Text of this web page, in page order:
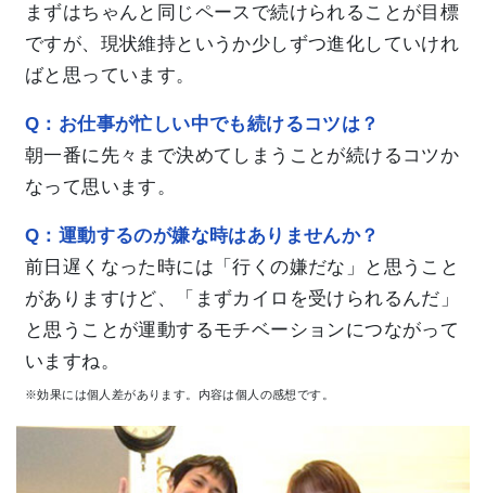
まずはちゃんと同じペースで続けられることが目標
ですが、現状維持というか少しずつ進化していけれ
ばと思っています。
Q：お仕事が忙しい中でも続けるコツは？
朝一番に先々まで決めてしまうことが続けるコツか
なって思います。
Q：運動するのが嫌な時はありませんか？
前日遅くなった時には「行くの嫌だな」と思うこと
がありますけど、「まずカイロを受けられるんだ」
と思うことが運動するモチベーションにつながって
いますね。
※効果には個人差があります。内容は個人の感想です。